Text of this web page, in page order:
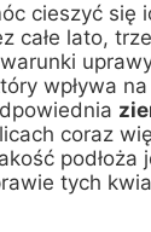
cieszyć się
całe lato,
wpływa
coraz
podłoża
tych